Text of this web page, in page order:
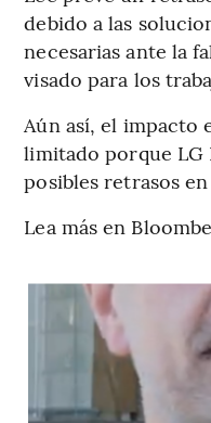
debido a las
necesarias ante la
visado para los
Aún así, el impacto
limitado porque LG
posibles retrasos
Lea más en